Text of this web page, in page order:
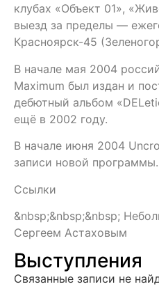
клубах «Объект 01»,
выезд за пределы —
Красноярск-45
В начале мая 2004
Maximum был издан и
дебютный альбом
ещё в 2002 году.
В начале июня 2004
записи новой программы.
Ссылки
&nbsp;&nbsp;&nbsp;
Сергеем Астаховым
Выступления
Связанные записи не